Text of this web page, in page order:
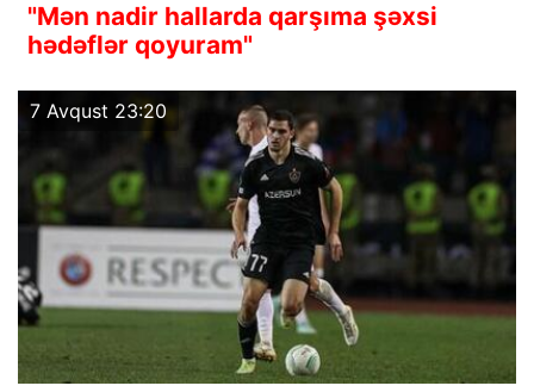
"Mən nadir hallarda qarşıma şəxsi
hədəflər qoyuram"
7 Avqust 23:20